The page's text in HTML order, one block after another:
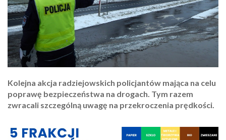
Kolejna akcja radziejowskich policjantów mająca na celu
poprawę bezpieczeństwa na drogach. Tym razem
zwracali szczególną uwagę na przekroczenia prędkości.